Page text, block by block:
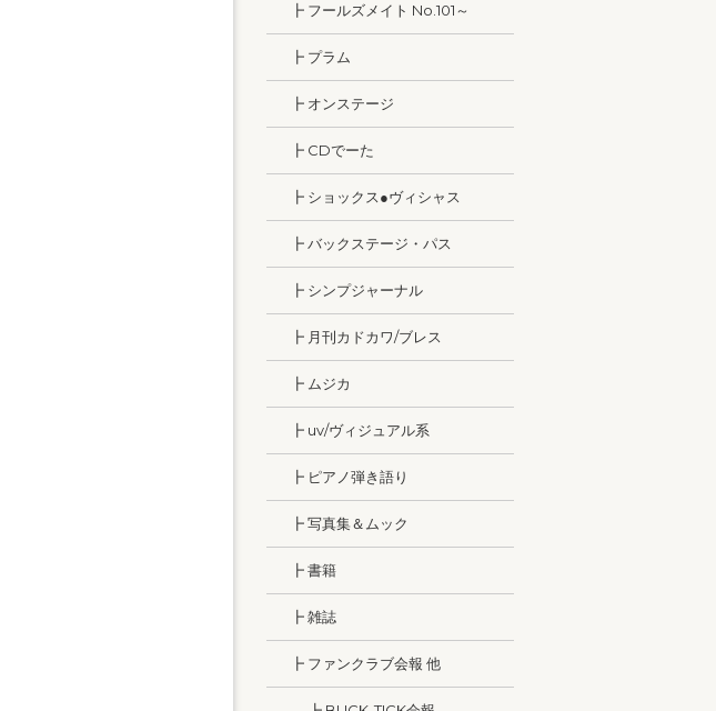
┣ フールズメイト No.101～
┣ プラム
┣ オンステージ
┣ CDでーた
┣ ショックス●ヴィシャス
┣ バックステージ・パス
┣ シンプジャーナル
┣ 月刊カドカワ/ブレス
┣ ムジカ
┣ uv/ヴィジュアル系
┣ ピアノ弾き語り
┣ 写真集＆ムック
┣ 書籍
┣ 雑誌
┣ ファンクラブ会報 他